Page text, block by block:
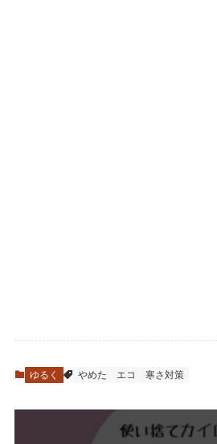
ゆるく やめた エコ 寒さ対策